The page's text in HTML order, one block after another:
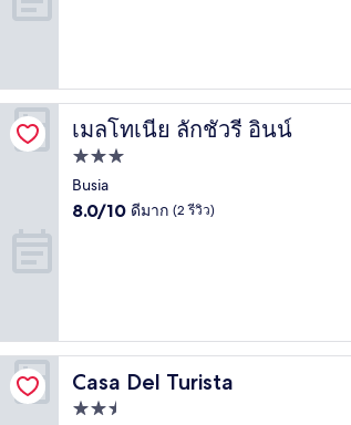
เมลโทเนีย ลักชัวรี อินน์
เมลโทเนีย ลักชัวรี อินน์
ที่พัก
3.0
ดาว
Busia
8.0
8.0/10 ดีมาก (2 รีวิว)
Casa Del Turista
Casa Del Turista
ที่พัก